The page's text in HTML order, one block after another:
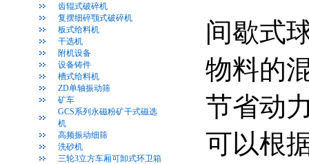
齿辊式破碎机
复摆细碎颚式破碎机
板式给料机
干选机
附机设备
设备铸件
槽式给料机
ZD单轴振动筛
矿车
GCS系列永磁粉矿干式磁选
机
高频振动细筛
洗砂机
三轮3立方车厢可卸式环卫箱
间歇式
物料的
节省动
可以根